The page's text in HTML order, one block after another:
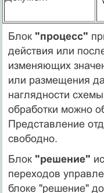
Блок "процесс"
действия или
изменяющих
или размещения
наглядности
обработки можно
Представление
свободно.
Блок "решение"
переходов
блоке "решение"